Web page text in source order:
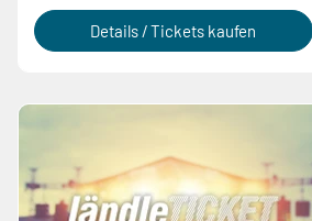
Details / Tickets kaufen